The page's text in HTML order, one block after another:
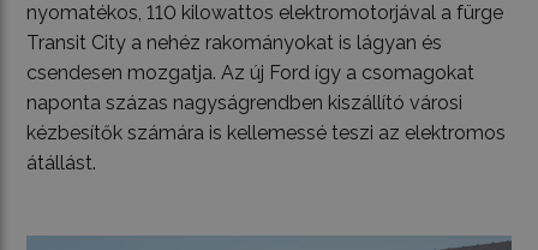
nyomatékos, 110 kilowattos elektromotorjával a fürge
Transit City a nehéz rakományokat is lágyan és
csendesen mozgatja. Az új Ford így a csomagokat
naponta százas nagyságrendben kiszállító városi
kézbesítők számára is kellemessé teszi az elektromos
átállást.